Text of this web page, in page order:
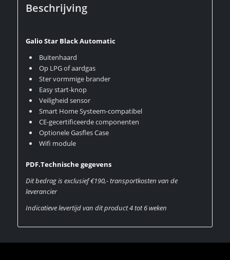
Beschrijving
Galio Star Black Automatic
Buitenhaard
Op LPG of aardgas
Ster vormmige brander
Easy start-knop
Veiligheid sensor
Smart Home Systeem-compatibel
CE-gecertificeerde componenten
Optionele Gasfles Case
Wifi module
PDF.Technische gegevens
Dit bedrag is exclusief €190,- transportkosten van de
leverancier
Indicatieve levertijd van dit product 4 tot 6 weken